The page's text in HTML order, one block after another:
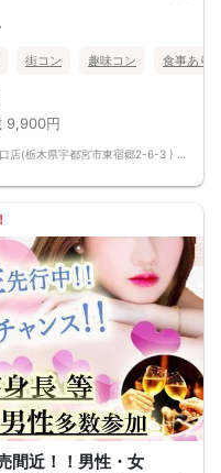
街コン 趣味コン 食事あり
9,900円
間近！！男性・女